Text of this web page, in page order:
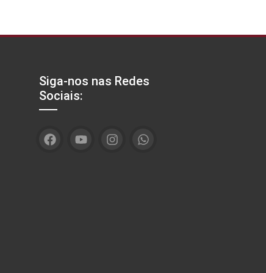
Siga-nos nas Redes
Sociais: